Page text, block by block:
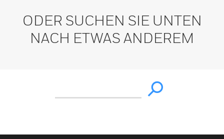
ODER SUCHEN SIE UNTEN
NACH ETWAS ANDEREM